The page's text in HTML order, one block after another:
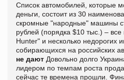
Список автомобилей, которые
деньги, состоит из 30
скромные "народные" машины
рублей (порядка $10 тыс.) –
Hunter" и несколько недорогих
собирающихся на российских
не дают Довольно долго
лидером по темпам роста
сейчас те времена прошли.